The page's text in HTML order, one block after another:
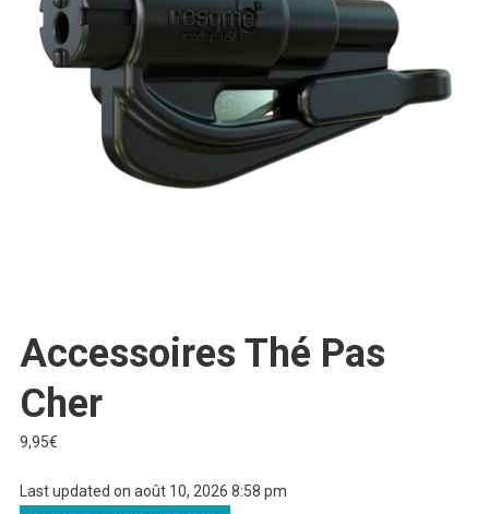
Accessoires Thé Pas
Cher
9,95€
Last updated on août 10, 2026 8:58 pm